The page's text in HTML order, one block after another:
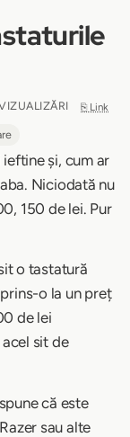
⎘ Link
și, cum ar
Niciodată nu
150 de lei. Pur
o tastatură
o la un preț
de lei
sit de
că este
sau alte